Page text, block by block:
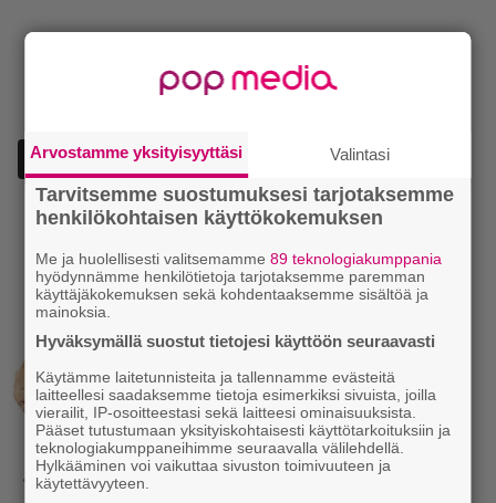
Lisää Episodi Googlen suosituksi lähteeksi
Arvostamme yksityisyyttäsi Valintasi
Tarvitsemme suostumuksesi tarjotaksemme
henkilökohtaisen käyttökokemuksen
Me ja huolellisesti valitsemamme89 teknologiakumppania
hyödynnämme henkilötietoja tarjotaksemme paremman
käyttäjäkokemuksen sekä kohdentaaksemme sisältöä ja
mainoksia.
Hyväksymällä suostut tietojesi käyttöön seuraavasti
Käytämme laitetunnisteita ja tallennamme evästeitä
laitteellesi saadaksemme tietoja esimerkiksi sivuista, joilla
vierailit, IP-osoitteestasi sekä laitteesi ominaisuuksista.
Pääset tutustumaan yksityiskohtaisesti käyttötarkoituksiin ja
teknologiakumppaneihimme seuraavalla välilehdellä.
Hylkääminen voi vaikuttaa sivuston toimivuuteen ja
käytettävyyteen.